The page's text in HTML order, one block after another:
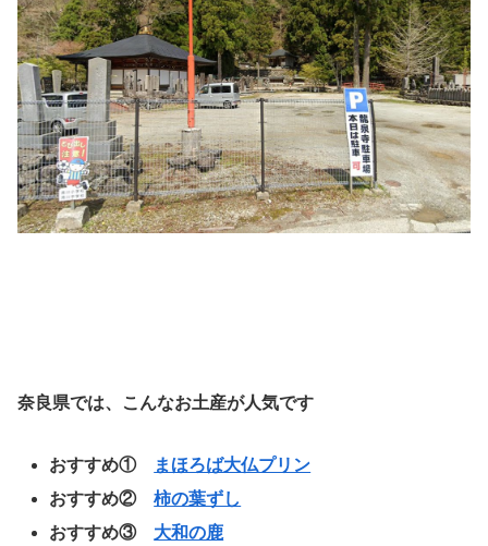
奈良県では、こんなお土産が人気です
おすすめ①
まほろば大仏プリン
おすすめ②柿の葉ずし
おすすめ③ 大和の鹿